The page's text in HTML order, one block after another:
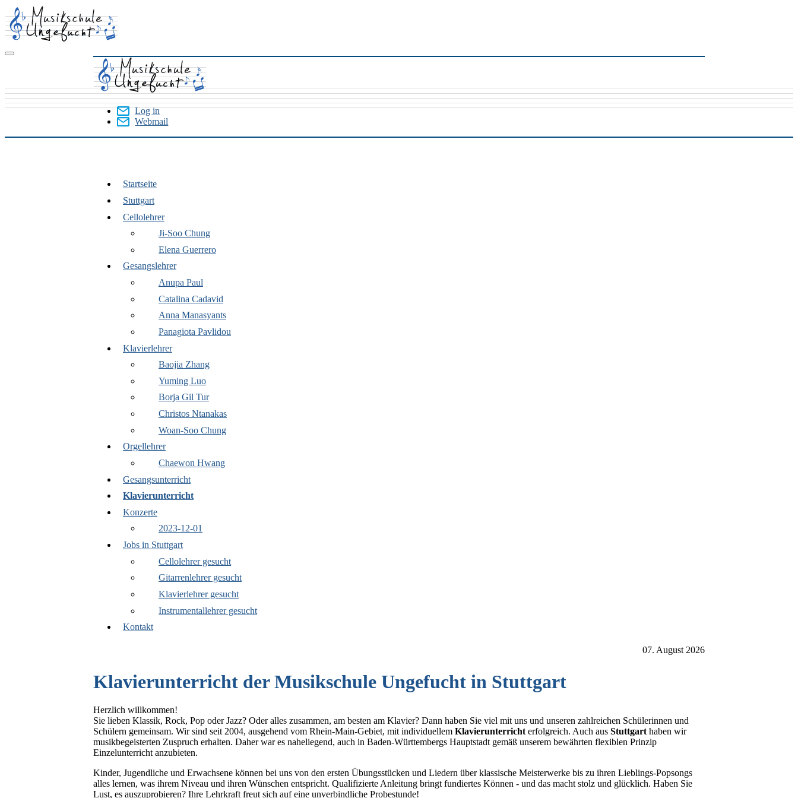
Skip
to
main
content
User
Menu
Log in
Webmail
Stuttgart
Startseite
Stuttgart
Cellolehrer
Ji-Soo Chung
Elena Guerrero
Gesangslehrer
Anupa Paul
Catalina Cadavid
Anna Manasyants
Panagiota Pavlidou
Klavierlehrer
Baojia Zhang
Yuming Luo
Borja Gil Tur
Christos Ntanakas
Woan-Soo Chung
Orgellehrer
Chaewon Hwang
Gesangsunterricht
Klavierunterricht
Konzerte
2023-12-01
Jobs in Stuttgart
Cellolehrer gesucht
Gitarrenlehrer gesucht
Klavierlehrer gesucht
Instrumentallehrer gesucht
Kontakt
07. August 2026
Klavierunterricht der Musikschule Ungefucht in Stuttgart
Herzlich willkommen!
Sie lieben Klassik, Rock, Pop oder Jazz? Oder alles zusammen, am besten am Klavier? Dann haben Sie viel mit uns und unseren zahlreichen Schülerinnen und
Schülern gemeinsam. Wir sind seit 2004, ausgehend vom Rhein-Main-Gebiet, mit individuellem Klavierunterricht erfolgreich. Auch aus Stuttgart haben wir
musikbegeisterten Zuspruch erhalten. Daher war es naheliegend, auch in Baden-Württembergs Hauptstadt gemäß unserem bewährten flexiblen Prinzip
Einzelunterricht anzubieten.
Kinder, Jugendliche und Erwachsene können bei uns von den ersten Übungsstücken und Liedern über klassische Meisterwerke bis zu ihren Lieblings-Popsongs
alles lernen, was ihrem Niveau und ihren Wünschen entspricht. Qualifizierte Anleitung bringt fundiertes Können - und das macht stolz und glücklich. Haben Sie
Lust, es auszuprobieren? Ihre Lehrkraft freut sich auf eine unverbindliche Probestunde!